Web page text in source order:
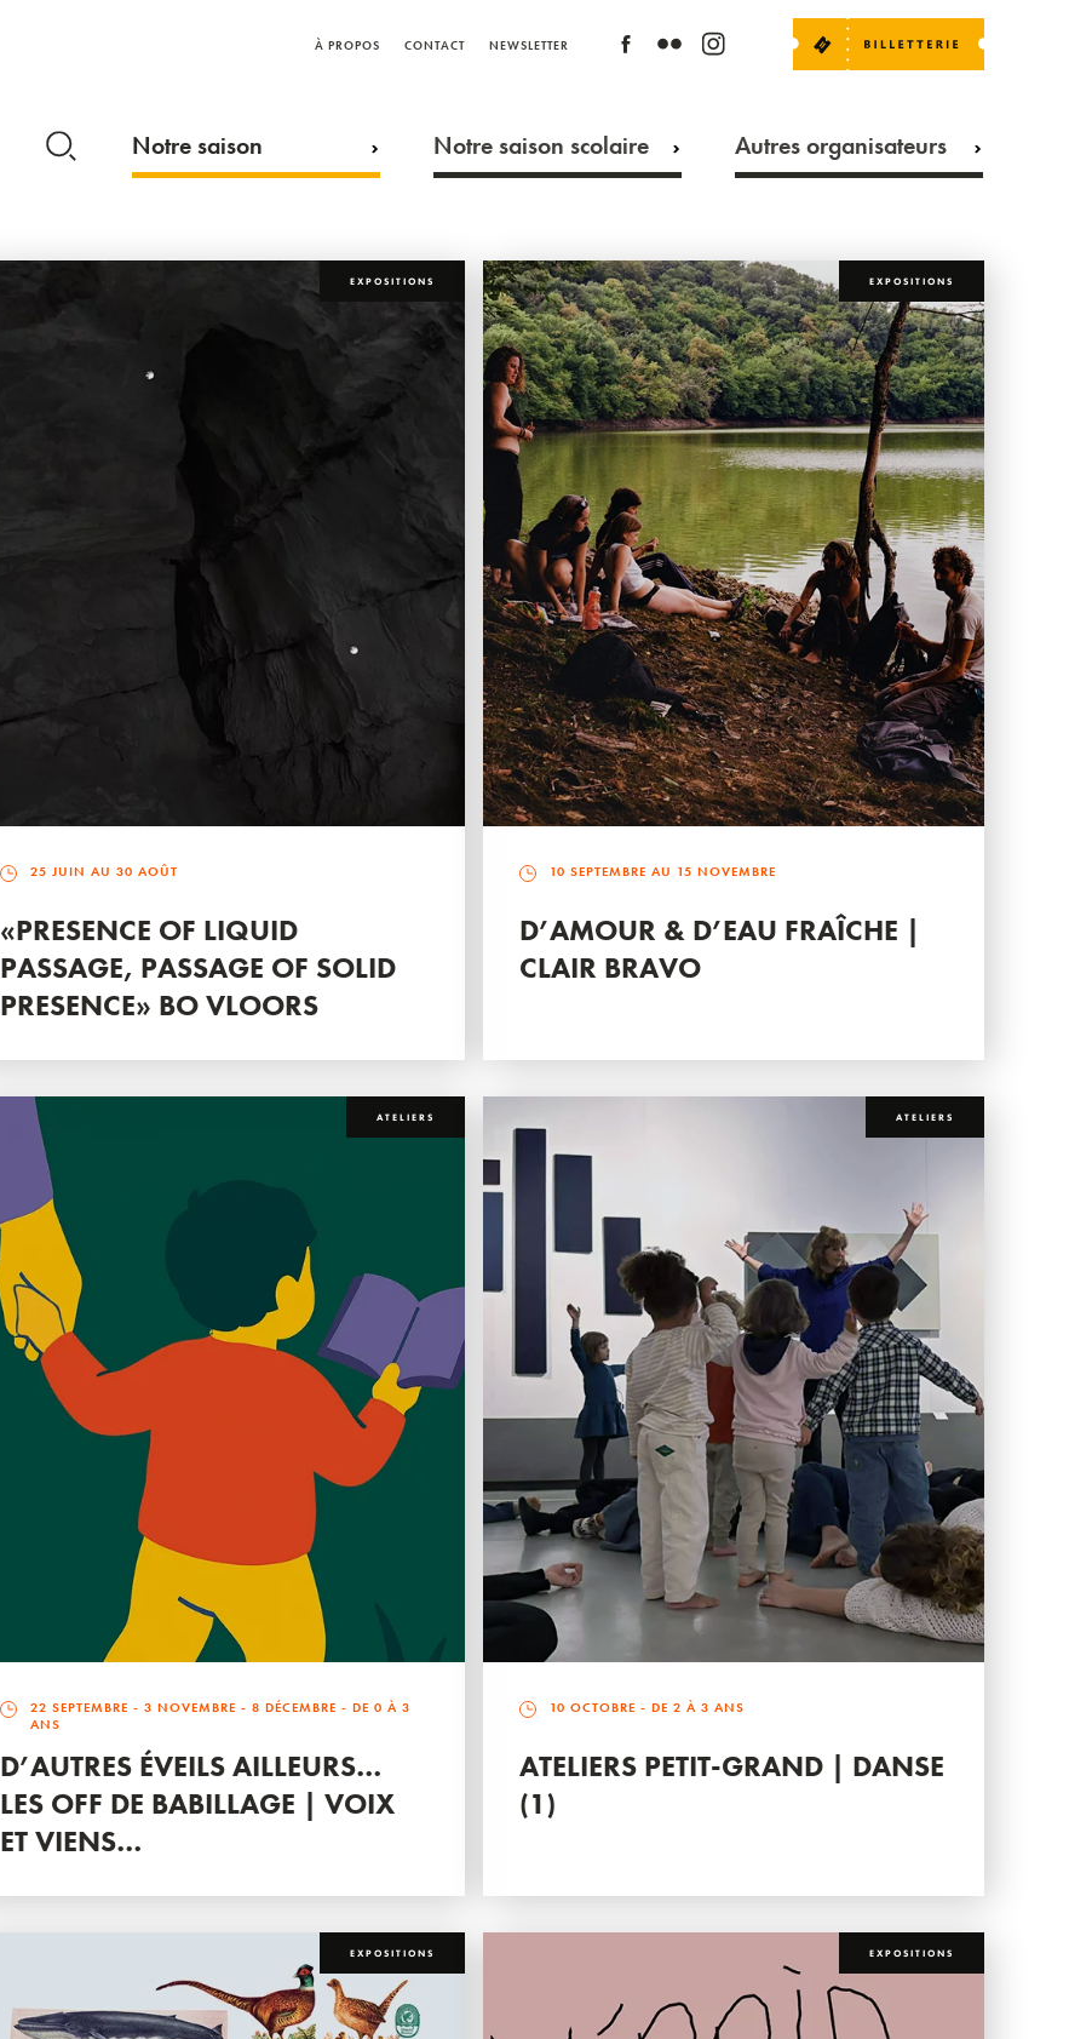
À PROPOS CONTACT NEWSLETTER
Notre saison Notre saison scolaire Autres organisateurs
EXPOSITIONS
25 JUIN AU 30 AOÛT
«PRESENCE OF LIQUID
PASSAGE, PASSAGE OF SOLID
PRESENCE» BO VLOORS
EXPOSITIONS
10 SEPTEMBRE AU 15 NOVEMBRE
D’AMOUR & D’EAU FRAÎCHE |
CLAIR BRAVO
ATELIERS
22 SEPTEMBRE -3 NOVEMBRE -8 DÉCEMBRE - DE 0 À 3
ANS
D’AUTRES ÉVEILS AILLEURS…
LES OFF DE BABILLAGE | VOIX
ET VIENS…
ATELIERS
10 OCTOBRE - DE 2 À 3 ANS
ATELIERS PETIT-GRAND | DANSE
(1)
EXPOSITIONS EXPOSITIONS